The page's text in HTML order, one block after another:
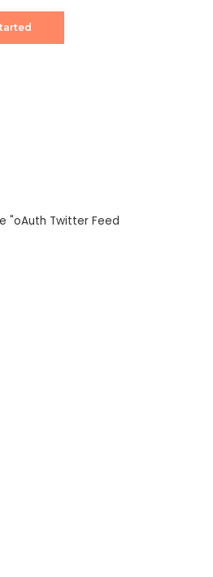
"oAuth Twitter Feed